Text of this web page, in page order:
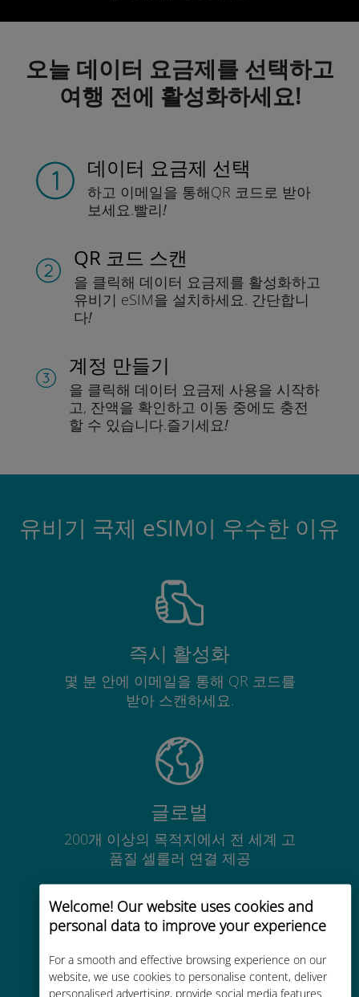
Welcome! Our website uses cookies and
personal data to improve your experience
For a smooth and effective browsing experience on our
website, we use cookies to personalise content, deliver
personalised advertising, provide social media features
오늘 데이터 요금제를 선택하고
여행 전에 활성화하세요!
데이터 요금제 선택
하고 이메일을 통해QR 코드로 받아
보세요.빨리!
QR 코드 스캔
을 클릭해 데이터 요금제를 활성화하고
유비기 eSIM을 설치하세요. 간단합니
다!
계정 만들기
을 클릭해 데이터 요금제 사용을 시작하
고, 잔액을 확인하고 이동 중에도 충전
할 수 있습니다.즐기세요!
유비기 국제 eSIM이 우수한 이유
즉시 활성화
몇 분 안에 이메일을 통해 QR 코드를
받아 스캔하세요.
글로벌
200개 이상의 목적지에서 전 세계 고
품질 셀룰러 연결 제공
비용 효율적